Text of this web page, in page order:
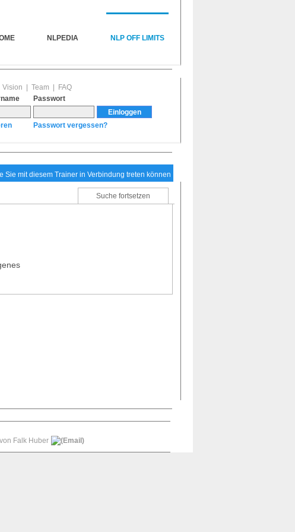
NLPEDIA NLP OFF LIMITS
Vision Team
FAQ
Passwort
Passwort vergessen?
Sie mit diesem Trainer in Verbindung treten können
Suche fortsetzen
Falk Huber